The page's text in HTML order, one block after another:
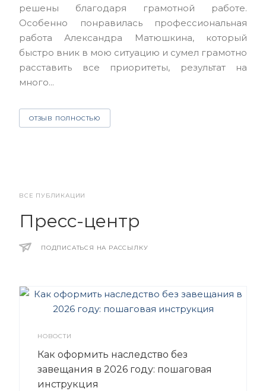
решены благодаря грамотной работе.
Особенно понравилась профессиональная
работа Александра Матюшкина, который
быстро вник в мою ситуацию и сумел грамотно
расставить все приоритеты, результат на
много...
ОТЗЫВ ПОЛНОСТЬЮ
ВСЕ ПУБЛИКАЦИИ
Пресс-центр
ПОДПИСАТЬСЯ НА РАССЫЛКУ
НОВОСТИ
Как оформить наследство без
завещания в 2026 году: пошаговая
инструкция